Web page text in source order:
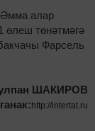
Әмма алар
өлеш төнәтмәгә
Фарсель
ШАКИРОВ
http://intertat.ru